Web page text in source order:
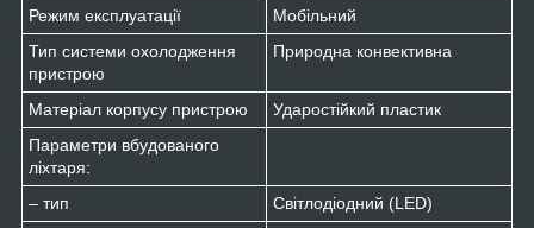
Режим експлуатації
Мобільний
Тип системи охолодження
пристрою
Природна конвективна
Матеріал корпусу пристрою
Ударостійкий пластик
Параметри вбудованого
ліхтаря:
– тип
Світлодіодний (LED)